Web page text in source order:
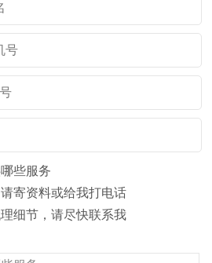
些服务
寄资料或给我打电话
细节，请尽快联系我